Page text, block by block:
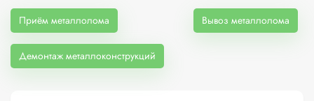
Приём металлолома Вывоз металлолома
Демонтаж металлоконструкций